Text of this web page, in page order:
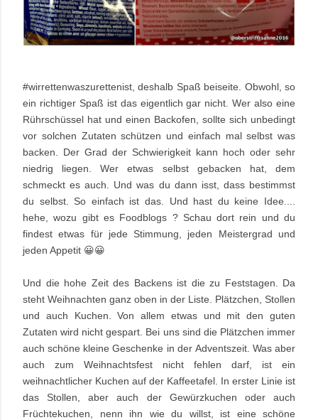
#wirrettenwaszurettenist, deshalb Spaß beiseite. Obwohl, so
ein richtiger Spaß ist das eigentlich gar nicht. Wer also eine
Rührschüssel hat und einen Backofen, sollte sich unbedingt
vor solchen Zutaten schützen und einfach mal selbst was
backen. Der Grad der Schwierigkeit kann hoch oder sehr
niedrig liegen. Wer etwas selbst gebacken hat, dem
schmeckt es auch. Und was du dann isst, dass bestimmst
du selbst. So einfach ist das. Und hast du keine Idee....
hehe, wozu gibt es Foodblogs ? Schau dort rein und du
findest etwas für jede Stimmung, jeden Meistergrad und
jeden Appetit 😀😀
Und die hohe Zeit des Backens ist die zu Feststagen. Da
steht Weihnachten ganz oben in der Liste. Plätzchen, Stollen
und auch Kuchen. Von allem etwas und mit den guten
Zutaten wird nicht gespart. Bei uns sind die Plätzchen immer
auch schöne kleine Geschenke in der Adventszeit. Was aber
auch zum Weihnachtsfest nicht fehlen darf, ist ein
weihnachtlicher Kuchen auf der Kaffeetafel. In erster Linie ist
das Stollen, aber auch der Gewürzkuchen oder auch
Früchtekuchen, nenn ihn wie du willst, ist eine schöne